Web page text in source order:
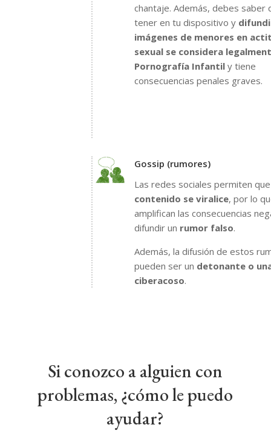
chantaje.Además, debes saber
tener en tu dispositivo y
imágenes de menores en
sexual se considera
Pornografía Infantil y tiene
consecuencias penales graves.
Gossip (rumores)
Las redes sociales permiten
contenido se viralice, por lo
amplifican las consecuencias
difundir un rumor falso.
Además, la difusión de estos
pueden ser un detonante o
ciberacoso.
Si conozco a alguien con
problemas, ¿cómo le puedo
ayudar?